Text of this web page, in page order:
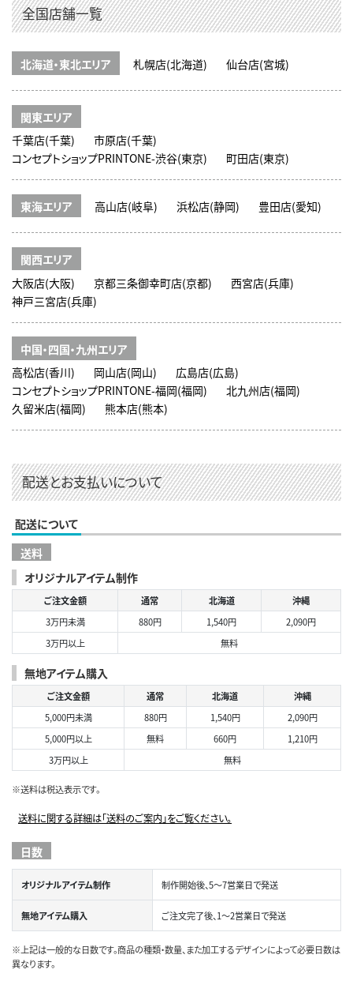
全国店舗一覧
北海道・東北エリア 札幌店(北海道) 仙台店(宮城)
関東エリア
千葉店(千葉)
市原店(千葉)
コンセプトショップPRINTONE-渋谷(東京)
町田店(東京)
東海エリア 高山店(岐阜) 浜松店(静岡) 豊田店(愛知)
関西エリア
大阪店(大阪)
京都三条御幸町店(京都)
西宮店(兵庫)
神戸三宮店(兵庫)
中国・四国・九州エリア
高松店(香川)
岡山店(岡山)
広島店(広島)
コンセプトショップPRINTONE-福岡(福岡)
北九州店(福岡)
久留米店(福岡)
熊本店(熊本)
配送とお支払いについて
配送について
送料
オリジナルアイテム制作
ご注文金額 通常 北海道
沖縄
3万円未満
880円 1,540円
2,090円
3万円以上
無料
無地アイテム購入
ご注文金額 通常 北海道
沖縄
5,000円未満
880円 1,540円
2,090円
5,000円以上
無料 660円
1,210円
3万円以上
無料
※送料は税込表示です。
送料に関する詳細は「送料のご案内」をご覧ください。
日数
オリジナルアイテム制作 制作開始後、5～7営業日で発送
無地アイテム購入 ご注文完了後、1～2営業日で発送
※上記は一般的な日数です。商品の種類・数量、また加工するデザインによって必要日数は
異なります。